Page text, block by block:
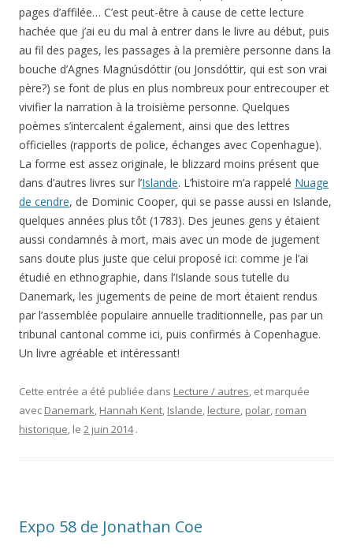
pages d’affilée… C’est peut-être à cause de cette lecture
hachée que j’ai eu du mal à entrer dans le livre au début, puis
au fil des pages, les passages à la première personne dans la
bouche d’Agnes Magnúsdóttir (ou Jonsdóttir, qui est son vrai
père?) se font de plus en plus nombreux pour entrecouper et
vivifier la narration à la troisième personne. Quelques
poèmes s’intercalent également, ainsi que des lettres
officielles (rapports de police, échanges avec Copenhague).
La forme est assez originale, le blizzard moins présent que
dans d’autres livres sur l’Islande. L’histoire m’a rappelé Nuage
de cendre, de Dominic Cooper, qui se passe aussi en Islande,
quelques années plus tôt (1783). Des jeunes gens y étaient
aussi condamnés à mort, mais avec un mode de jugement
sans doute plus juste que celui proposé ici: comme je l’ai
étudié en ethnographie, dans l’Islande sous tutelle du
Danemark, les jugements de peine de mort étaient rendus
par l’assemblée populaire annuelle traditionnelle, pas par un
tribunal cantonal comme ici, puis confirmés à Copenhague.
Un livre agréable et intéressant!
Cette entrée a été publiée dans Lecture / autres, et marquée
avec Danemark, Hannah Kent, Islande, lecture, polar, roman
historique, le 2 juin 2014 .
Expo 58 de Jonathan Coe